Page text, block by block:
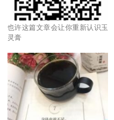
也许这篇文章会让你重新认识玉
灵膏